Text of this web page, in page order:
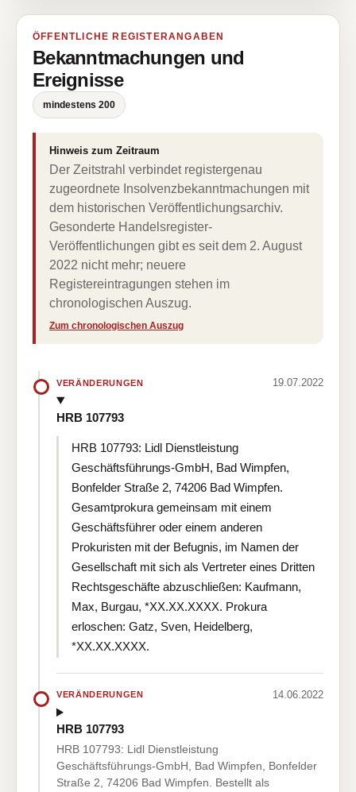
ÖFFENTLICHE REGISTERANGABEN
Bekanntmachungen und
Ereignisse
mindestens 200
Hinweis zum Zeitraum
Der Zeitstrahl verbindet registergenau
zugeordnete Insolvenzbekanntmachungen mit
dem historischen Veröffentlichungsarchiv.
Gesonderte Handelsregister-
Veröffentlichungen gibt es seit dem 2. August
2022 nicht mehr; neuere
Registereintragungen stehen im
chronologischen Auszug.
Zum chronologischen Auszug
VERÄNDERUNGEN 19.07.2022
HRB 107793
HRB 107793: Lidl Dienstleistung
Geschäftsführungs-GmbH, Bad Wimpfen,
Bonfelder Straße 2, 74206 Bad Wimpfen.
Gesamtprokura gemeinsam mit einem
Geschäftsführer oder einem anderen
Prokuristen mit der Befugnis, im Namen der
Gesellschaft mit sich als Vertreter eines Dritten
Rechtsgeschäfte abzuschließen: Kaufmann,
Max, Burgau, *XX.XX.XXXX. Prokura
erloschen: Gatz, Sven, Heidelberg,
*XX.XX.XXXX.
VERÄNDERUNGEN 14.06.2022
HRB 107793
HRB 107793: Lidl Dienstleistung
Geschäftsführungs-GmbH, Bad Wimpfen, Bonfelder
Straße 2, 74206 Bad Wimpfen. Bestellt als